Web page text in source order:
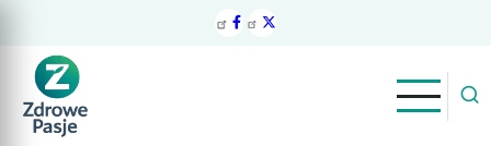
treści